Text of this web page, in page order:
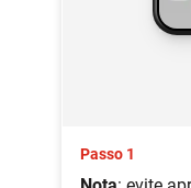
Passo 1